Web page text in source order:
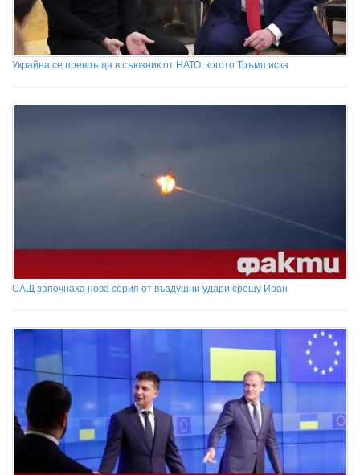
Украйна се превръща в съюзник от НАТО, когото Тръмп иска
САЩ започнаха нова серия от въздушни удари срещу Иран